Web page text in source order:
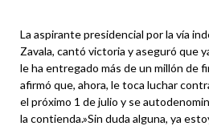
La aspirante presidencial por la vía
Zavala, cantó victoria y aseguró que
le ha entregado más de un millón de
afirmó que, ahora, le toca luchar
el próximo 1 de julio y se
la contienda.»Sin duda alguna, ya